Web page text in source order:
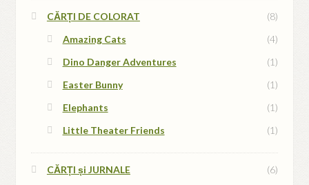
CĂRȚI DE COLORAT
(8)
Amazing Cats
(4)
Dino Danger Adventures
(1)
Easter Bunny
(1)
Elephants
(1)
Little Theater Friends
(1)
CĂRȚI și JURNALE
(6)